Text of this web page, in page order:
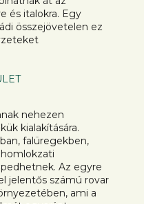
és italokra. Egy
összejövetelen ez
nehezen
kialakítására.
falüregekben,
Az egyre
jelentős számú rovar
ami a